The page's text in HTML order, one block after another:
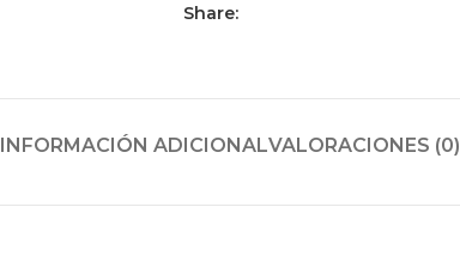
Share:
INFORMACIÓN ADICIONALVALORACIONES (0)